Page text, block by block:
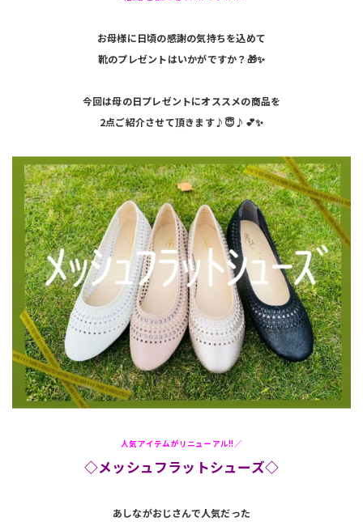
お母様に日頃の感謝の気持ちを込めて
靴のプレゼントはいかがですか？🎁✨️
今回は母の日プレゼントにオススメの商品を
2点ご紹介させて頂きます♪😇♪💕✨
人気アイテムがリニューアル!!／
◇メッシュフラットシューズ◇
あしながおじさんで人気だった